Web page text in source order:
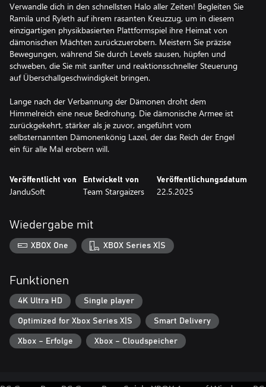
Verwandle dich in den schnellsten Halo aller Zeiten! Begleiten Sie
Ramila und Ryleth auf ihrem rasanten Kreuzzug, um in diesem
einzigartigen physikbasierten Plattformspiel ihre Heimat von
dämonischen Mächten zurückzuerobern. Meistern Sie präzise
Bewegungen, während Sie durch Levels sausen, hüpfen und
schweben, die Sie mit sanfter und reaktionsschneller Steuerung
auf Überschallgeschwindigkeit bringen.
Lange nach der Verbannung der Dämonen droht dem
Himmelreich eine neue Bedrohung. Die dämonische Armee ist
zurückgekehrt, stärker als je zuvor, angeführt vom
selbsternannten Dämonenkönig Lazel, der das Reich der Engel
ein für alle Mal erobern will.
Veröffentlicht von
JanduSoft
Entwickelt von
Team Stargaizers
Veröffentlichungsdatum
22.5.2025
Wiedergabe mit
XBOX One XBOX Series X|S
Funktionen
4K Ultra HD Single player
Optimized for Xbox Series X|S Smart Delivery
Xbox – Erfolge Xbox – Cloudspeicher